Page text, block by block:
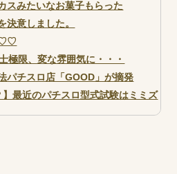
スみたいなお菓子もらった
決意しました。
♡♡
極限、変な雰囲気に・・・
パチスロ店「GOOD」が摘発
】最近のパチスロ型式試験はミミズ